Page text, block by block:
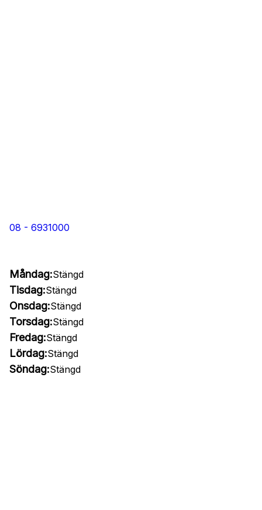
08 - 6931000
Måndag:Stängd
Tisdag:Stängd
Onsdag:Stängd
Torsdag:Stängd
Fredag:Stängd
Lördag:Stängd
Söndag:Stängd